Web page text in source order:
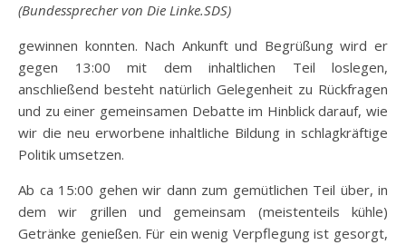
(Bundessprecher von Die Linke.SDS)
gewinnen konnten. Nach Ankunft und Begrüßung wird er
gegen 13:00 mit dem inhaltlichen Teil loslegen,
anschließend besteht natürlich Gelegenheit zu Rückfragen
und zu einer gemeinsamen Debatte im Hinblick darauf, wie
wir die neu erworbene inhaltliche Bildung in schlagkräftige
Politik umsetzen.
Ab ca 15:00 gehen wir dann zum gemütlichen Teil über, in
dem wir grillen und gemeinsam (meistenteils kühle)
Getränke genießen. Für ein wenig Verpflegung ist gesorgt,